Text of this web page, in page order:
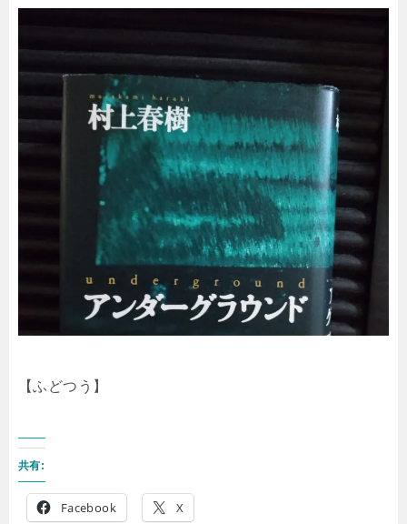
【ふどつう】
共有:
Facebook X